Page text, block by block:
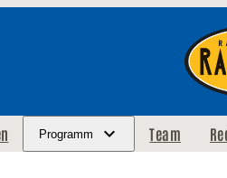
Programm Team